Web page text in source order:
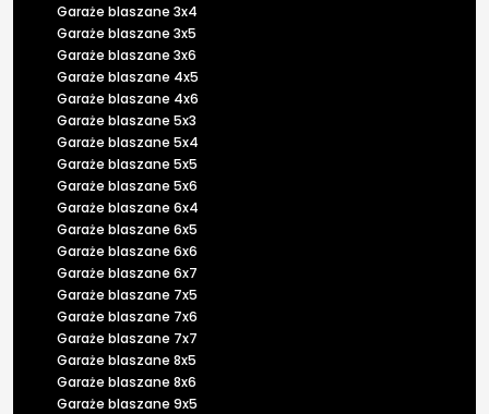
Garaże blaszane 3x4
Garaże blaszane 3x5
Garaże blaszane 3x6
Garaże blaszane 4x5
Garaże blaszane 4x6
Garaże blaszane 5x3
Garaże blaszane 5x4
Garaże blaszane 5x5
Garaże blaszane 5x6
Garaże blaszane 6x4
Garaże blaszane 6x5
Garaże blaszane 6x6
Garaże blaszane 6x7
Garaże blaszane 7x5
Garaże blaszane 7x6
Garaże blaszane 7x7
Garaże blaszane 8x5
Garaże blaszane 8x6
Garaże blaszane 9x5